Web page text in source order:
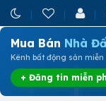
Mua Bán Nhà
Kênh bất động sản miễn
+ Đăng tin miễn